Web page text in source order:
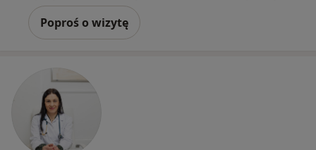
Poproś o wizytę